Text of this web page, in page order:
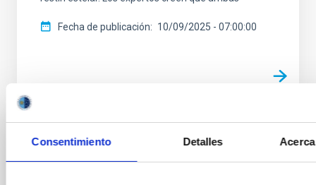
Consentimiento Detalles
Fecha de publicación 10/09/2025 - 07:00:00
NOTA DE PRENSA
Una investigación del IAC revela